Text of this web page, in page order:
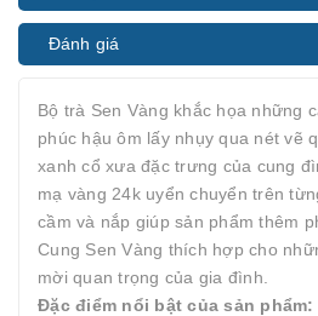
Đánh giá
Bộ trà Sen Vàng khắc họa những
phúc hậu ôm lấy nhụy qua nét vẽ
xanh cổ xưa đặc trưng của cung
mạ vàng 24k uyển chuyển trên
cầm và nắp giúp sản phẩm thêm
Cung Sen Vàng thích hợp cho
mời quan trọng của gia đình.
Đặc điểm nổi bật của sản phẩm: